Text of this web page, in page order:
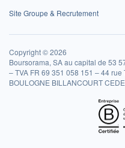
Site Groupe & Recrutement
Copyright © 2026
Boursorama, SA au capital de 53
– TVA FR 69 351 058 151 – 44
BOULOGNE BILLANCOURT